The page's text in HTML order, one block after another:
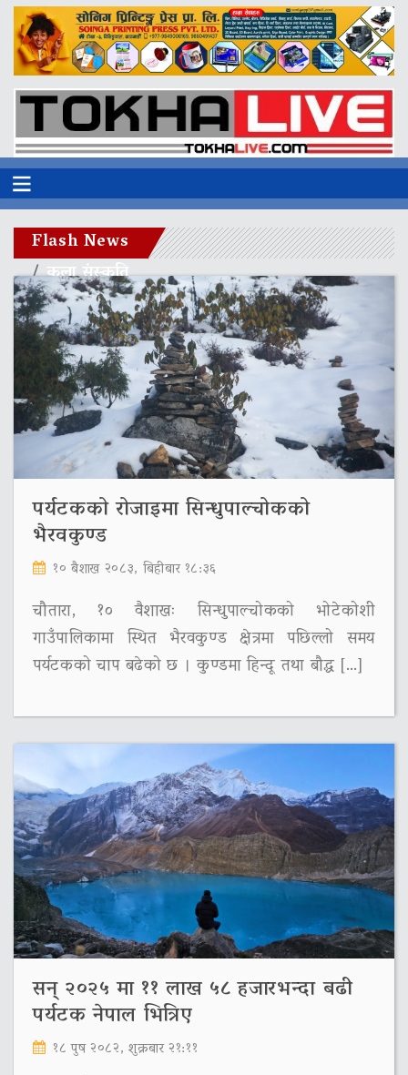
Flash News
कला संस्कृति
पर्यटन
मुख्य समाचार
रोचक विश्व
समाचार
पर्यटकको रोजाइमा सिन्धुपाल्चोकको
भैरवकुण्ड
१० बैशाख २०८३, बिहीबार १८:३६
चौतारा, १० वैशाखः सिन्धुपाल्चोकको भोटेकोशी
गाउँपालिकामा स्थित भैरवकुण्ड क्षेत्रमा पछिल्लो समय
पर्यटकको चाप बढेको छ । कुण्डमा हिन्दू तथा बौद्ध […]
सन् २०२५ मा ११ लाख ५८ हजारभन्दा बढी
पर्यटक नेपाल भित्रिए
१८ पुष २०८२, शुक्रबार २१:११